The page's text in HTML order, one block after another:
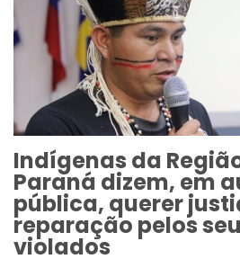
Indígenas da
Paraná dizem, em
pública, querer
reparação pelos
violados